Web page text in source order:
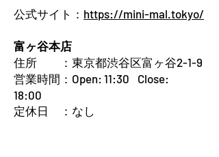
公式サイト： https://mini-mal.tokyo/
富ヶ谷本店
住所 ： 東京都渋谷区富ヶ谷2-1-9
営業時間：Open: 11:30 Close:
18:00
定休日 ：なし